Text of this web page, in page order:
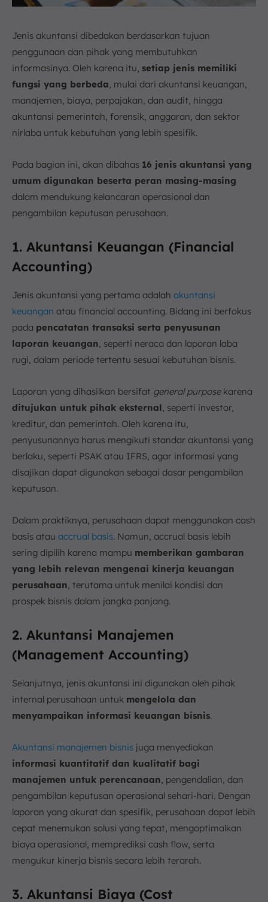
Jenis akuntansi dibedakan berdasarkan tujuan
penggunaan dan pihak yang membutuhkan
informasinya. Oleh karena itu, setiap jenis memiliki
fungsi yang berbeda , mulai dari akuntansi keuangan,
manajemen, biaya, perpajakan, dan audit, hingga
akuntansi pemerintah, forensik, anggaran, dan sektor
nirlaba untuk kebutuhan yang lebih spesifik.
Pada bagian ini, akan dibahas 16 jenis akuntansi yang
umum digunakan beserta peran masing-masing
dalam mendukung kelancaran operasional dan
pengambilan keputusan perusahaan.
1. Akuntansi Keuangan (Financial
Accounting)
Jenis akuntansi yang pertama adalah akuntansi
keuangan atau financial accounting. Bidang ini berfokus
pada pencatatan transaksi serta penyusunan
laporan keuangan , seperti neraca dan laporan laba
rugi, dalam periode tertentu sesuai kebutuhan bisnis.
Laporan yang dihasilkan bersifat general purposekarena
ditujukan untuk pihak eksternal , seperti investor,
kreditur, dan pemerintah. Oleh karena itu,
penyusunannya harus mengikuti standar akuntansi yang
berlaku, seperti PSAK atau IFRS, agar informasi yang
disajikan dapat digunakan sebagai dasar pengambilan
keputusan.
Dalam praktiknya, perusahaan dapat menggunakan cash
basis atau accrual basis. Namun, accrual basis lebih
sering dipilih karena mampu memberikan gambaran
yang lebih relevan mengenai kinerja keuangan
perusahaan , terutama untuk menilai kondisi dan
prospek bisnis dalam jangka panjang.
2. Akuntansi Manajemen
(Management Accounting)
Selanjutnya, jenis akuntansi ini digunakan oleh pihak
internal perusahaan untuk mengelola dan
menyampaikan informasi keuangan bisnis.
Akuntansi manajemen bisnis juga menyediakan
informasi kuantitatif dan kualitatif bagi
manajemen untuk perencanaan , pengendalian, dan
pengambilan keputusan operasional sehari-hari. Dengan
laporan yang akurat dan spesifik, perusahaan dapat lebih
cepat menemukan solusi yang tepat, mengoptimalkan
biaya operasional, memprediksi cash flow, serta
mengukur kinerja bisnis secara lebih terarah.
3. Akuntansi Biaya (Cost